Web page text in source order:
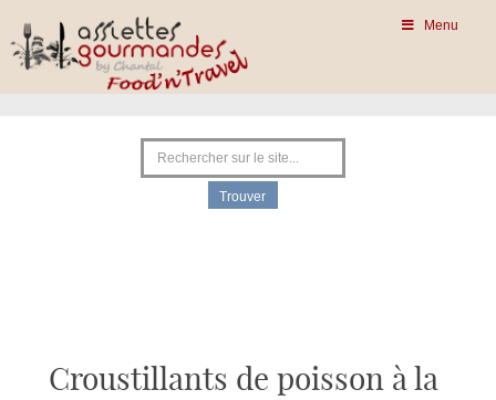
Menu
Croustillants de poisson à la